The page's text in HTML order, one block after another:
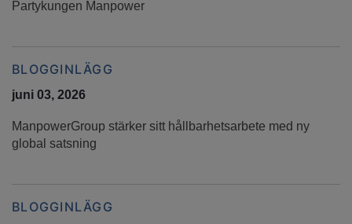
Partykungen Manpower
BLOGGINLÄGG
juni 03, 2026
ManpowerGroup stärker sitt hållbarhetsarbete med ny
global satsning
BLOGGINLÄGG